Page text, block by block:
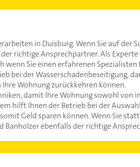
in Duisburg. Wenn Sie auf der
richtige Ansprechpartner. Als
wenn Sie einen erfahrenen
bei der Wasserschadenbeseitigung,
Wohnung zurückkehren können.
damit Ihre Wohnung sowohl von
hilft Ihnen der Betrieb bei der
Geld sparen können. Wenn Sie
Banholzer ebenfalls der richtige